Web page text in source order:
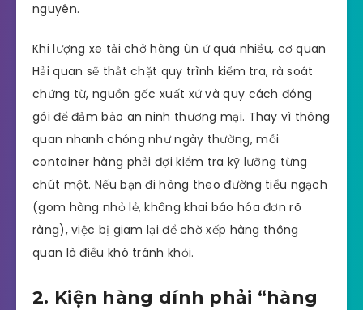
nguyên.
Khi lượng xe tải chở hàng ùn ứ quá nhiều, cơ quan
Hải quan sẽ thắt chặt quy trình kiểm tra, rà soát
chứng từ, nguồn gốc xuất xứ và quy cách đóng
gói để đảm bảo an ninh thương mại. Thay vì thông
quan nhanh chóng như ngày thường, mỗi
container hàng phải đợi kiểm tra kỹ lưỡng từng
chút một. Nếu bạn đi hàng theo đường tiểu ngạch
(gom hàng nhỏ lẻ, không khai báo hóa đơn rõ
ràng), việc bị giam lại để chờ xếp hàng thông
quan là điều khó tránh khỏi.
2. Kiện hàng dính phải “hàng